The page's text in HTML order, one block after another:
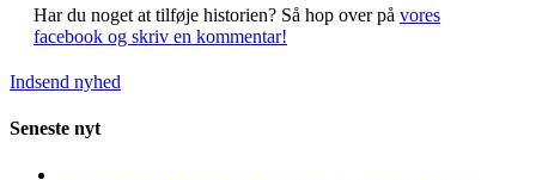
Har du noget at tilføje historien? Så hop over på vores
facebook og skriv en kommentar!
Indsend nyhed
Seneste nyt